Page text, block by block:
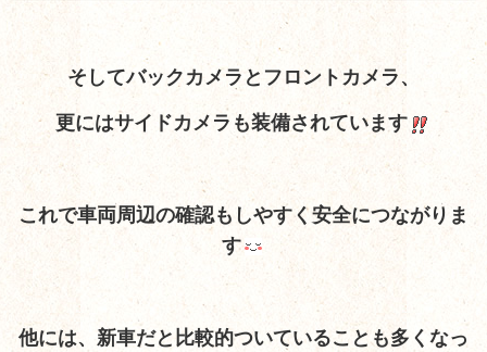
そしてバックカメラとフロントカメラ、
更にはサイドカメラも装備されています
これで車両周辺の確認もしやすく安全につながりま
す
他には、新車だと比較的ついていることも多くなっ